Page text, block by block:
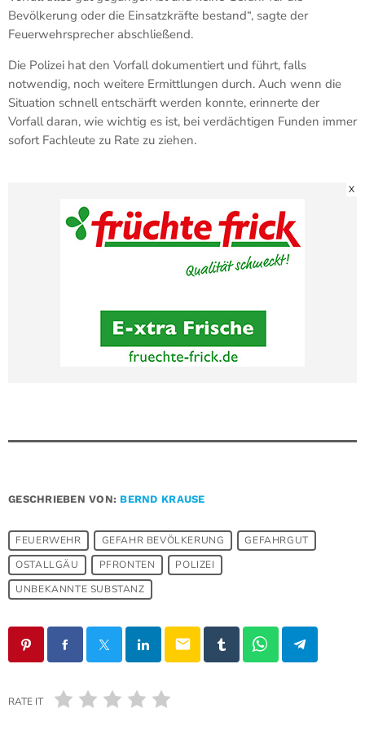
Bevölkerung oder die Einsatzkräfte bestand“, sagte der
Feuerwehrsprecher abschließend.
Die Polizei hat den Vorfall dokumentiert und führt, falls
notwendig, noch weitere Ermittlungen durch. Auch wenn die
Situation schnell entschärft werden konnte, erinnerte der
Vorfall daran, wie wichtig es ist, bei verdächtigen Funden immer
sofort Fachleute zu Rate zu ziehen.
X
GESCHRIEBEN VON: BERND KRAUSE
FEUERWEHR GEFAHR BEVÖLKERUNG
GEFAHRGUT
OSTALLGÄU
PFRONTEN
POLIZEI
UNBEKANNTE SUBSTANZ
email
RATE IT